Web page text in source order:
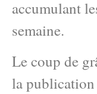
accumulant
semaine.
Le coup de
la publication